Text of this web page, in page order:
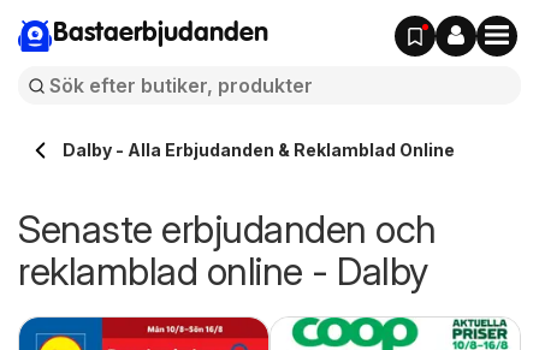
Bastaerbjudanden
Dalby - Alla Erbjudanden & Reklamblad Online
Senaste erbjudanden och
reklamblad online - Dalby